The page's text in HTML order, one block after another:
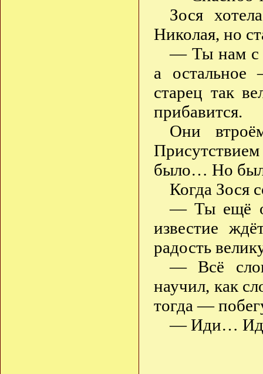
Зося
Николая, но
— Ты нам с
а
старец так
прибавится.
Они
было… Но
Когда Зося
— Ты ещё
известие
радость
— Всё
научил, как
тогда —
— Иди… Иди